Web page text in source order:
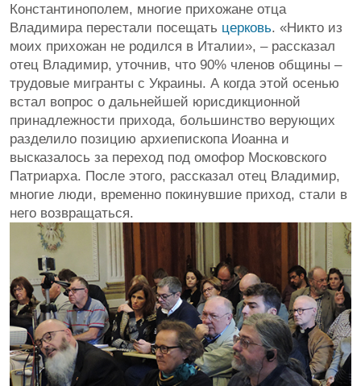
Константинополем, многие прихожане отца
Владимира перестали посещать церковь. «Никто из
моих прихожан не родился в Италии», – рассказал
отец Владимир, уточнив, что 90% членов общины –
трудовые мигранты с Украины. А когда этой осенью
встал вопрос о дальнейшей юрисдикционной
принадлежности прихода, большинство верующих
разделило позицию архиепископа Иоанна и
высказалось за переход под омофор Московского
Патриарха. После этого, рассказал отец Владимир,
многие люди, временно покинувшие приход, стали в
него возвращаться.